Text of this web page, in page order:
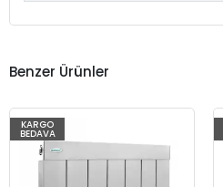
Benzer Ürünler
KARGO
BEDAVA